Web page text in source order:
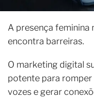
A presença feminina
encontra barreiras.
O marketing digital
potente para romper
vozes e gerar